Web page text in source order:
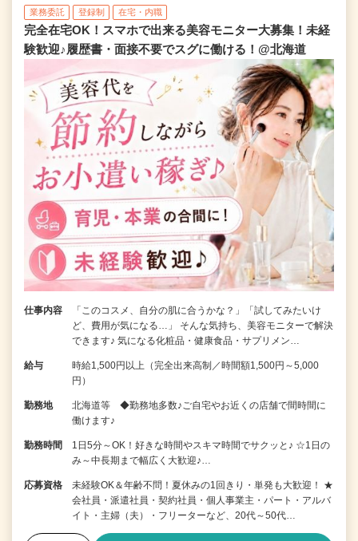
業務委託 登録制 在宅・内職
完全在宅OK！スマホで出来る美容モニター大募集！未経
験歓迎♪履歴書・面接不要でスグに働ける！@北海道
仕事内容
「このコスメ、自分の肌に合うかな？」「試してみたいけ
ど、費用が気になる…」 そんな気持ち、美容モニターで解決
できます♪ 気になる化粧品・健康食品・サプリメン…
給与
時給1,500円以上（完全出来高制／時間額1,500円～5,000
円）
勤務地
北海道等 ◆勤務地多数♪ご自宅やお近くの店舗で間時間に
働けます♪
勤務時間
1日5分～OK！好きな時間やスキマ時間でサクッと♪ ☆1日の
み～中長期まで幅広く大歓迎♪…
応募資格
未経験OK＆年齢不問！夏休みの1回きり・単発も大歓迎！ ★
会社員・派遣社員・契約社員・個人事業主・パート・アルバ
イト・主婦（夫）・フリーターなど、20代～50代…